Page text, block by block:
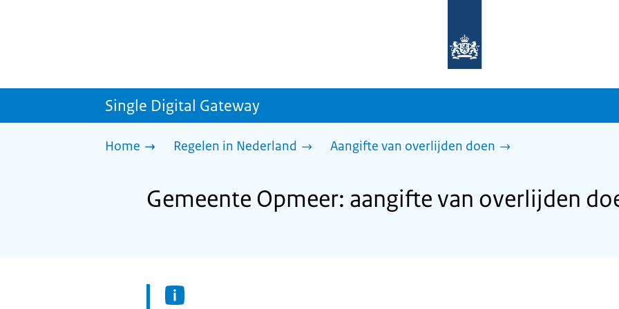
homepage
sdg.rijksoverheid.nl
Single Digital Gateway
Home Regelen in Nederland Aangifte van overlijden doen
Gemeente Opmeer: aangifte van overlijden